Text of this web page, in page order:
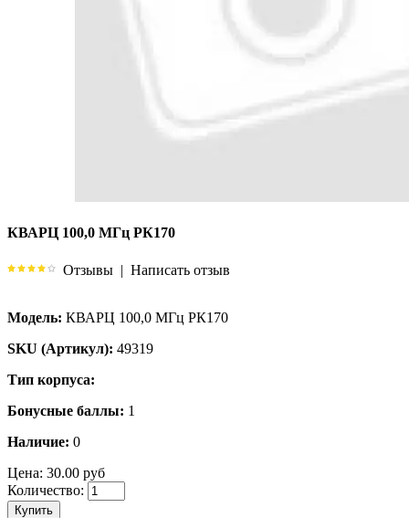
КВАРЦ 100,0 МГц РК170
Отзывы | Написать отзыв
Модель: КВАРЦ 100,0 МГц РК170
SKU (Артикул): 49319
Тип корпуса:
Бонусные баллы: 1
Наличие: 0
Цена: 30.00 руб
Количество:
Купить